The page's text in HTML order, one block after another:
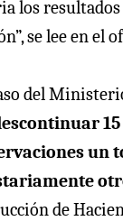
los resultados
se lee en el
del
un
de